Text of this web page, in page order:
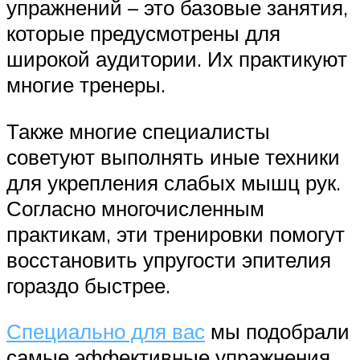
упражнений – это базовые занятия,
которые предусмотрены для
широкой аудитории. Их практикуют
многие тренеры.
Также многие специалисты
советуют выполнять иные техники
для укрепления слабых мышц рук.
Согласно многочисленным
практикам, эти тренировки помогут
восстановить упругости эпителия
гораздо быстрее.
Специально для вас мы подобрали